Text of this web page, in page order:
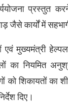
प्रस्तुत
जैसे कार्यों में
मुख्यमंत्री
का नियमित
को शिकायतों का
दिए।